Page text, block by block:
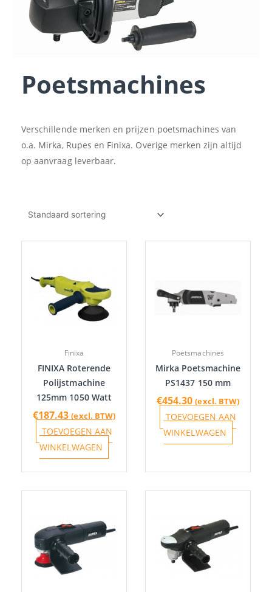
Poetsmachines
Verschillende merken en prijzen poetsmachines van
o.a. Mirka, Rupes en Finixa. Overige merken zijn altijd
op aanvraag leverbaar.
Finixa
FINIXA Roterende
Polijstmachine
125mm 1050 Watt
€187.43 (excl. BTW)
TOEVOEGEN AAN
WINKELWAGEN
Poetsmachines
Mirka Poetsmachine
PS1437 150 mm
€454.30 (excl. BTW)
TOEVOEGEN AAN
WINKELWAGEN